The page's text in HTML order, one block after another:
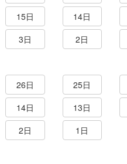
15日 14日
3日 2日
26日 25日
14日 13日
2日 1日